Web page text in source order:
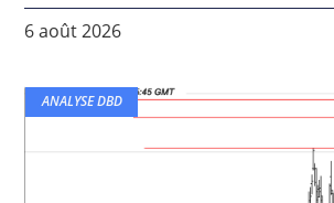
6 août 2026
ANALYSE DBD